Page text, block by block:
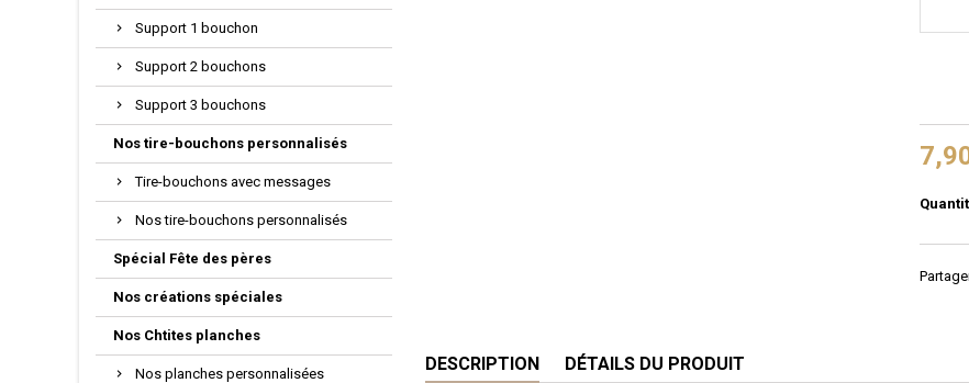
Support 1 bouchon
Support 2 bouchons
Support 3 bouchons
Nos tire-bouchons personnalisés
Tire-bouchons avec messages
Nos tire-bouchons personnalisés
Spécial Fête des pères
Nos créations spéciales
Nos Chtites planches
Nos planches personnalisées DESCRIPTION DÉTAILS DU PRODUIT